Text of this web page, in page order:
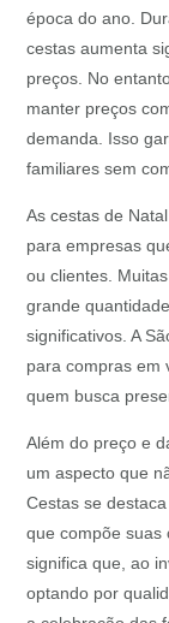
época do ano.
cestas aumenta
preços. No
manter preços
demanda. Isso
familiares sem
As cestas de
para empresas
ou clientes.
grande
significativos. A
para compras em
quem busca
Além do preço e
um aspecto que
Cestas se
que compõe suas
significa que, ao
optando por